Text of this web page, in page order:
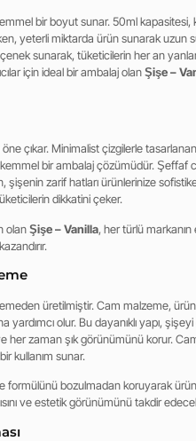
bir boyut sunar. 50ml kapasitesi,
yeterli miktarda ürün sunarak uzun
sunarak, tüketicilerin her an
için ideal bir ambalaj olanŞişe –
öne çıkar. Minimalist çizgilerle
bir ambalaj çözümüdür. Şeffaf
şişenin zarif hatları ürünlerinize
dikkatini çeker.
olanŞişe – Vanilla, her türlü markanın
üretilmiştir. Cam malzeme,
yardımcı olur. Bu dayanıklı yapı,
zaman şık görünümünü korur.
kullanım sunar.
formülünü bozulmadan koruyarak
ve estetik görünümünü takdir